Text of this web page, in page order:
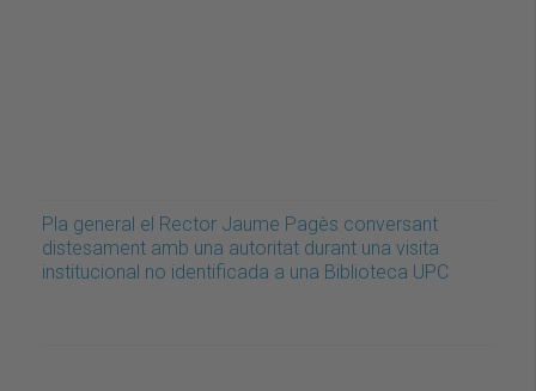
Pla general el Rector Jaume Pagès conversant
distesament amb una autoritat durant una visita
institucional no identificada a una Biblioteca UPC